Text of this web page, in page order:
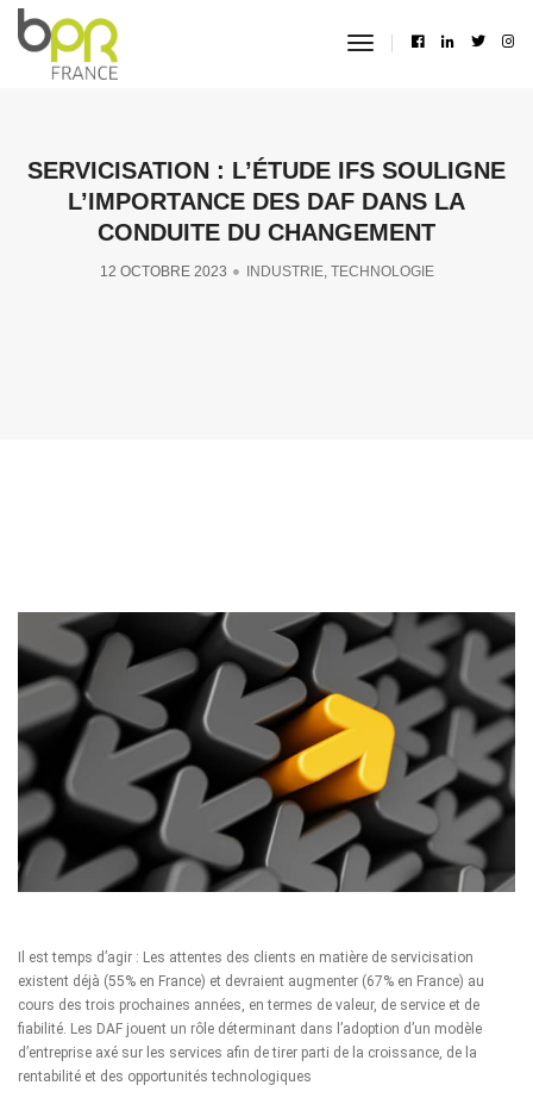
toggle
SERVICISATION : L’ÉTUDE IFS SOULIGNE
L’IMPORTANCE DES DAF DANS LA
CONDUITE DU CHANGEMENT
12 OCTOBRE 2023 INDUSTRIE, TECHNOLOGIE
Il est temps d’agir : Les attentes des clients en matière de servicisation
existent déjà (55% en France) et devraient augmenter (67% en France) au
cours des trois prochaines années, en termes de valeur, de service et de
fiabilité. Les DAF jouent un rôle déterminant dans l’adoption d’un modèle
d’entreprise axé sur les services afin de tirer parti de la croissance, de la
rentabilité et des opportunités technologiques